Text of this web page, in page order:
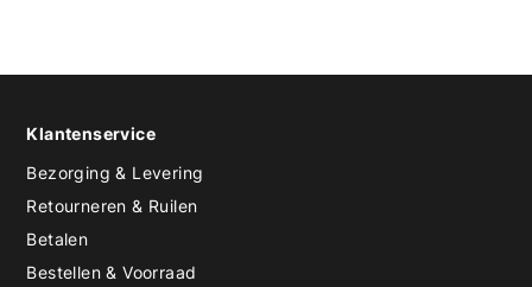
Klantenservice
Bezorging & Levering
Retourneren & Ruilen
Betalen
Bestellen & Voorraad